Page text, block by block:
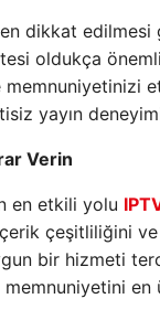
dikkat
oldukça
yayın
Verin
en etkili yolu
çeşitliliğini
bir hizmeti
en